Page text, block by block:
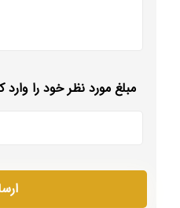
مبلغ مورد نظر خود را وارد